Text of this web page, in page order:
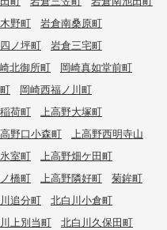
野町
岩倉南桑原町
ノ坪町
岩倉三宅町
北御所町
岡崎真如堂前町
岡崎西福ノ川町
荷町
上高野大塚町
野口小森町
上高野西明寺山
室町
上高野畑ケ田町
橋町 上高野隣好町
菊鉾町
追分町
北白川小倉町
上別当町
北白川久保田町